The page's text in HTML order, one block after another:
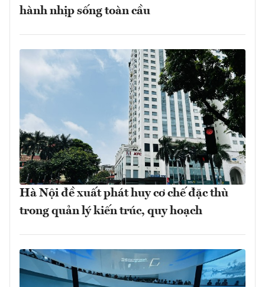
hành nhịp sống toàn cầu
Hà Nội đề xuất phát huy cơ chế đặc thù
trong quản lý kiến trúc, quy hoạch